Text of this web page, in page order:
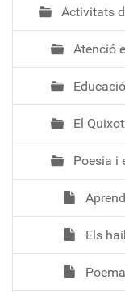
Activitats
Atenció
El
Poesia i
Els